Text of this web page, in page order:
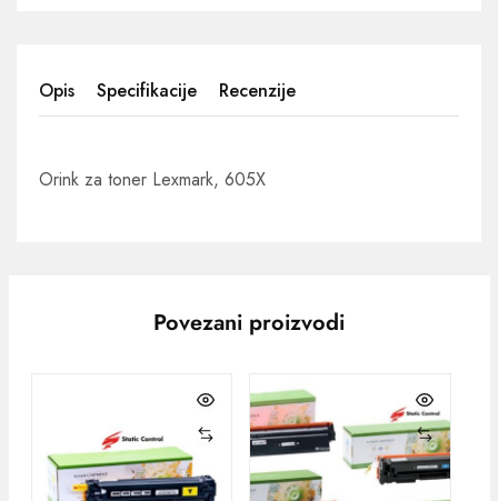
Opis Specifikacije Recenzije
Orink za toner Lexmark, 605X
Povezani proizvodi